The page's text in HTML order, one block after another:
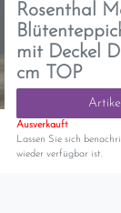
Rosenthal
mit Deckel
cm TOP
Ausverkauft
Lassen Sie sich
wieder verfügbar ist.